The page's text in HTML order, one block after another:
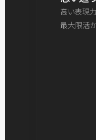
高い表現
最大限活